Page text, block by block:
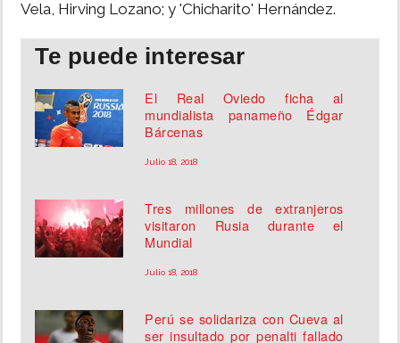
Vela, Hirving Lozano; y 'Chicharito' Hernández.
Te puede interesar
El Real Oviedo ficha al
mundialista panameño Édgar
Bárcenas
Julio 18, 2018
Tres millones de extranjeros
visitaron Rusia durante el
Mundial
Julio 18, 2018
Perú se solidariza con Cueva al
ser insultado por penalti fallado